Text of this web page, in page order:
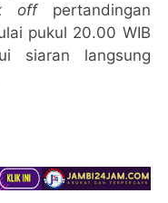
offpertandingan
pukul 20.00 WIB
siaran langsung